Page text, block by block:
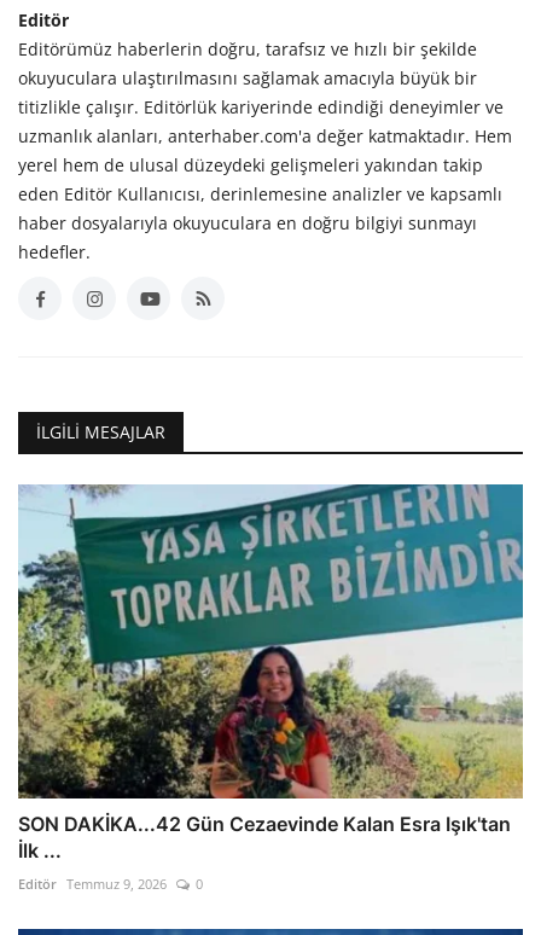
Editör
Editörümüz haberlerin doğru, tarafsız ve hızlı bir şekilde
okuyuculara ulaştırılmasını sağlamak amacıyla büyük bir
titizlikle çalışır. Editörlük kariyerinde edindiği deneyimler ve
uzmanlık alanları, anterhaber.com'a değer katmaktadır. Hem
yerel hem de ulusal düzeydeki gelişmeleri yakından takip
eden Editör Kullanıcısı, derinlemesine analizler ve kapsamlı
haber dosyalarıyla okuyuculara en doğru bilgiyi sunmayı
hedefler.
İLGILI MESAJLAR
SON DAKİKA...42 Gün Cezaevinde Kalan Esra Işık'tan
İlk ...
Editör Temmuz 9, 2026 0